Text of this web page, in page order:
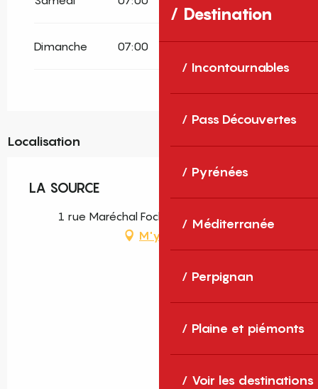
Destination
Incontournables
Pass Découvertes
Pyrénées
Méditerranée
Perpignan
Plaine et piémonts
Voir les destinations
Dimanche 07:00 02:00
Localisation
LA SOURCE
1 rue Maréchal Foch, 66000 Perpignan
M'y rendre